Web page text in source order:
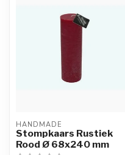
HANDMADE
Stompkaars Rustiek
Rood Ø 68x240 mm